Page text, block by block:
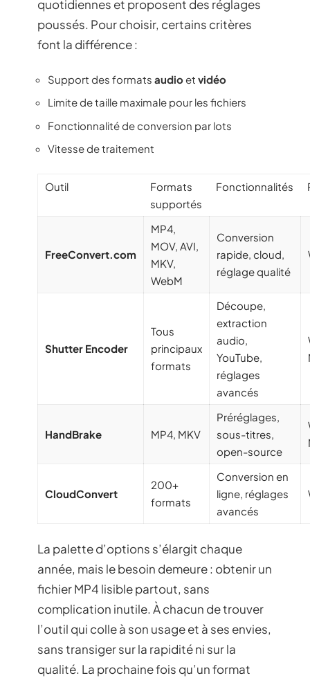
quotidiennes et proposent des réglages
poussés. Pour choisir, certains critères
font la différence :
Support des formats audioet vidéo
Limite de taille maximale pour les fichiers
Fonctionnalité de conversion par lots
Vitesse de traitement
Outil
Formats
supportés
Fonctionnalités
FreeConvert.com
MP4,
MOV, AVI,
MKV,
WebM
Conversion
rapide, cloud,
réglage qualité
Shutter Encoder
Tous
principaux
formats
Découpe,
extraction
audio,
YouTube,
réglages
avancés
HandBrake MP4, MKV
Préréglages,
sous-titres,
open-source
CloudConvert
200+
formats
Conversion en
ligne, réglages
avancés
La palette d’options s’élargit chaque
année, mais le besoin demeure : obtenir un
fichier MP4 lisible partout, sans
complication inutile. À chacun de trouver
l’outil qui colle à son usage et à ses envies,
sans transiger sur la rapidité ni sur la
qualité. La prochaine fois qu’un format